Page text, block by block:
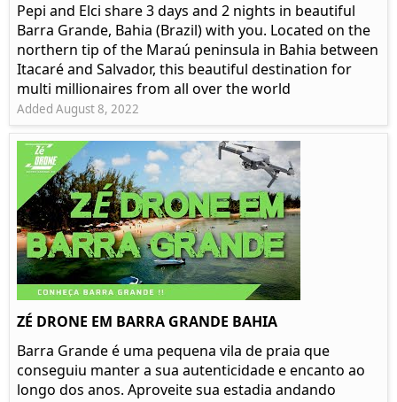
Pepi and Elci share 3 days and 2 nights in beautiful
Barra Grande, Bahia (Brazil) with you. Located on the
northern tip of the Maraú peninsula in Bahia between
Itacaré and Salvador, this beautiful destination for
multi millionaires from all over the world
Added August 8, 2022
ZÉ DRONE EM BARRA GRANDE BAHIA
Barra Grande é uma pequena vila de praia que
conseguiu manter a sua autenticidade e encanto ao
longo dos anos. Aproveite sua estadia andando